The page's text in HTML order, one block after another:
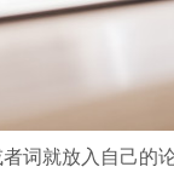
词就放入自己的